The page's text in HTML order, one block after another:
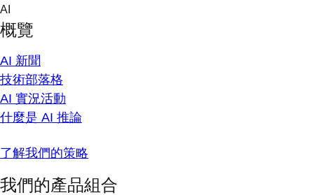
Skip
content
AI
概覽
AI 新聞
技術部落格
AI 實況活動
什麼是 AI 推論
了解我們的策略
我們的產品組合